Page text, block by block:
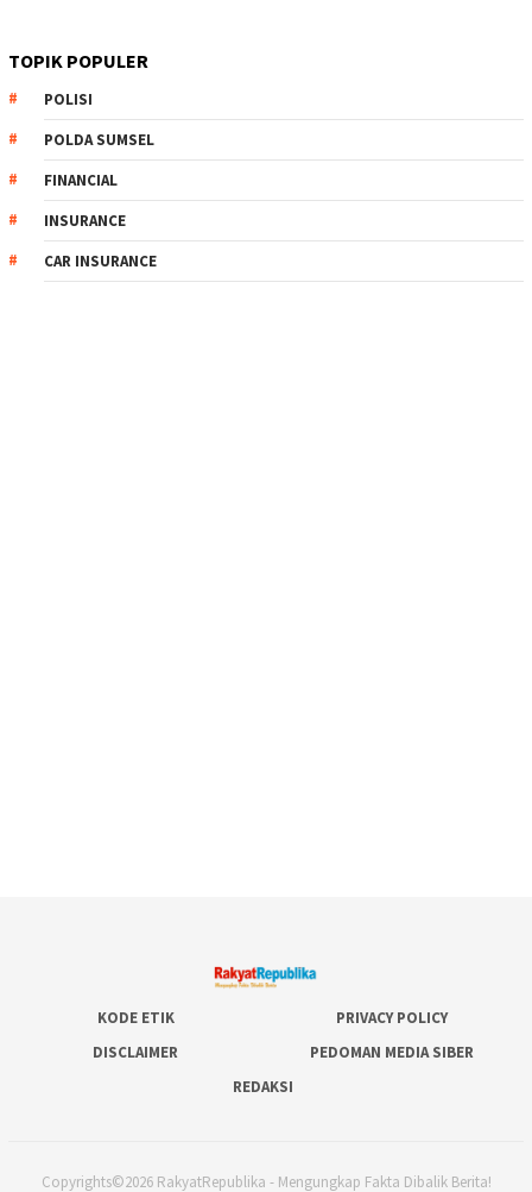
TOPIK POPULER
POLISI
POLDA SUMSEL
FINANCIAL
INSURANCE
CAR INSURANCE
KODE ETIK
PRIVACY POLICY
DISCLAIMER
PEDOMAN MEDIA SIBER
REDAKSI
Copyrights©2026 RakyatRepublika - Mengungkap Fakta Dibalik Berita!